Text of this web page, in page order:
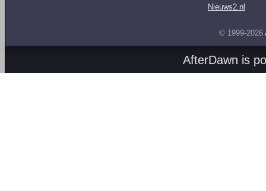
Nieuws2.nl
© 1999-2026
AfterDawn is